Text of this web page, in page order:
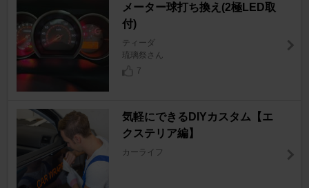
メーター球打ち換え(2極LED取
付)
ティーダ
琉璃祭さん
7
気軽にできるDIYカスタム【エ
クステリア編】
カーライフ